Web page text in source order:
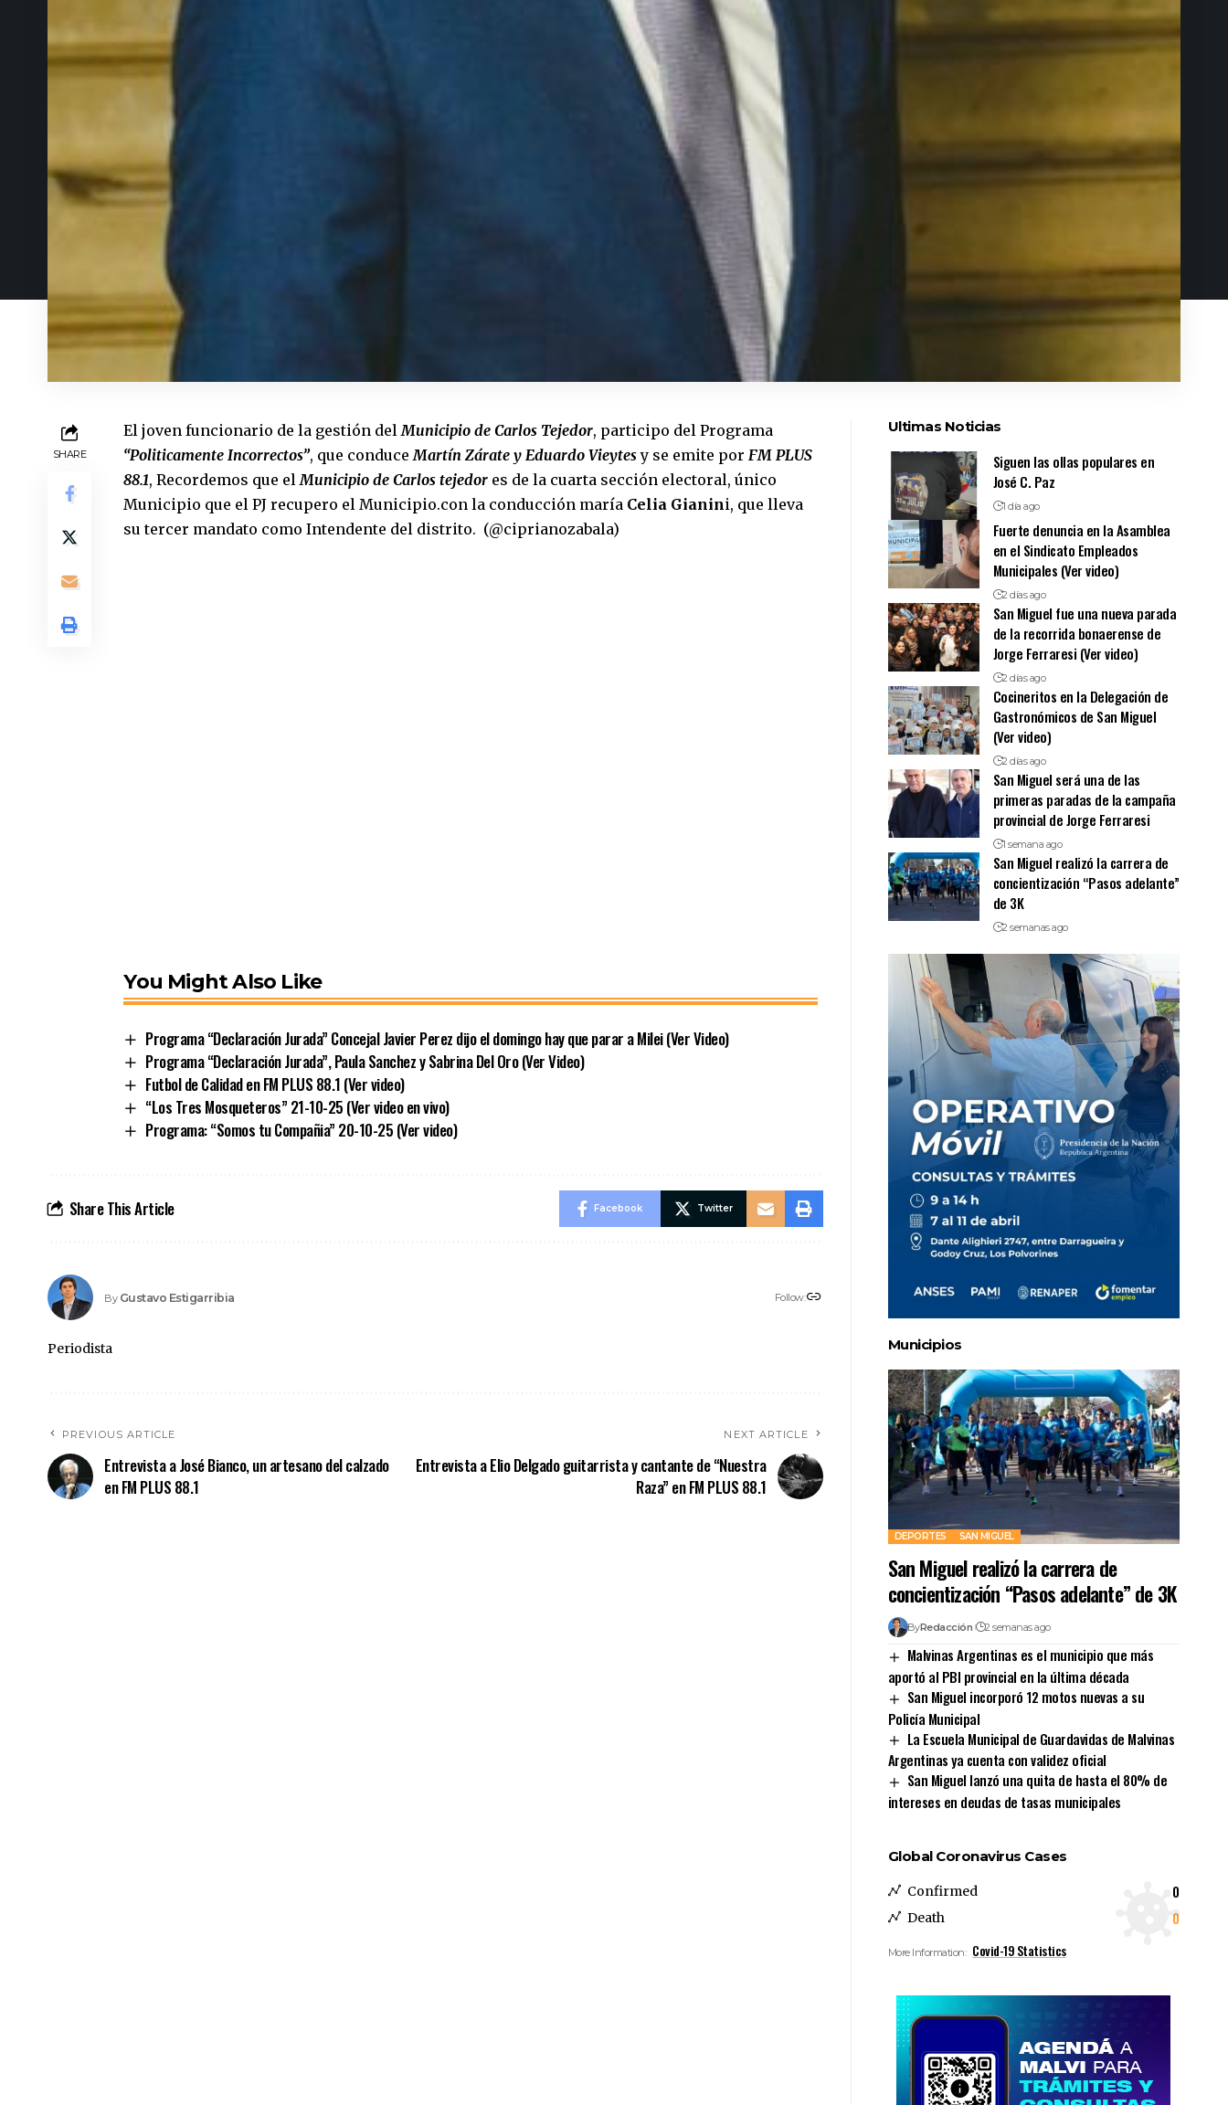
SHARE
El joven funcionario de la gestión delMunicipio de Carlos Tejedor, participo del Programa
“Politicamente Incorrectos”, que conduceMartín Zárate y Eduardo Vieytes y se emite porFM PLUS
88.1, Recordemos que elMunicipio de Carlos tejedor es de la cuarta sección electoral, único
Municipio que el PJ recupero el Municipio.con la conducción maría Celia Gianini, que lleva
su tercer mandato como Intendente del distrito. (@ciprianozabala)
You Might Also Like
Programa “Declaración Jurada” Concejal Javier Perez dijo el domingo hay que parar a Milei (Ver Video)
Programa “Declaración Jurada”, Paula Sanchez y Sabrina Del Oro (Ver Video)
Futbol de Calidad en FM PLUS 88.1 (Ver video)
“Los Tres Mosqueteros” 21-10-25 (Ver video en vivo)
Programa: “Somos tu Compañia” 20-10-25 (Ver video)
Share This Article Facebook Twitter
By Gustavo Estigarribia Follow:
Periodista
PREVIOUS ARTICLE
Entrevista a José Bianco, un artesano del calzado
en FM PLUS 88.1
NEXT ARTICLE
Entrevista a Elio Delgado guitarrista y cantante de “Nuestra
Raza” en FM PLUS 88.1
Ultimas Noticias
Siguen las ollas populares en
José C. Paz
1 día ago
Fuerte denuncia en la Asamblea
en el Sindicato Empleados
Municipales (Ver video)
2 días ago
San Miguel fue una nueva parada
de la recorrida bonaerense de
Jorge Ferraresi (Ver video)
2 días ago
Cocineritos en la Delegación de
Gastronómicos de San Miguel
(Ver video)
2 días ago
San Miguel será una de las
primeras paradas de la campaña
provincial de Jorge Ferraresi
1 semana ago
San Miguel realizó la carrera de
concientización “Pasos adelante”
de 3K
2 semanas ago
Municipios
DEPORTES SAN MIGUEL
San Miguel realizó la carrera de
concientización “Pasos adelante” de 3K
ByRedacción 2 semanas ago
Malvinas Argentinas es el municipio que más
aportó al PBI provincial en la última década
San Miguel incorporó 12 motos nuevas a su
Policía Municipal
La Escuela Municipal de Guardavidas de Malvinas
Argentinas ya cuenta con validez oficial
San Miguel lanzó una quita de hasta el 80% de
intereses en deudas de tasas municipales
Global Coronavirus Cases
Confirmed 0
Death 0
More Information: Covid-19 Statistics